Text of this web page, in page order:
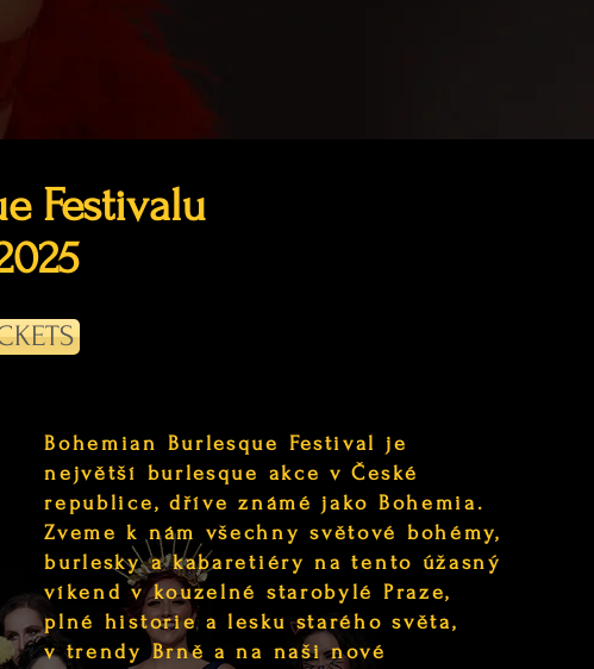
Festivalu
Bohemian Burlesque Festival je
největší burlesque akce v České
republice, dříve známé jako Bohemia.
Zveme k nám všechny světové bohémy,
burlesky a kabaretiéryna tento úžasný
víkend v kouzelné starobylé Praze,
plné historie a lesku starého světa,
v trendy Brně ana naši nové